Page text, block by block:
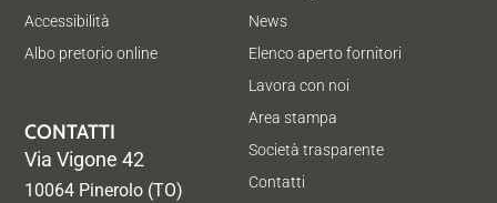
News
Elenco aperto fornitori
Lavora con noi
Area stampa
Società trasparente
Contatti
Accessibilità
Albo pretorio online
CONTATTI
Via Vigone 42
10064 Pinerolo (TO)